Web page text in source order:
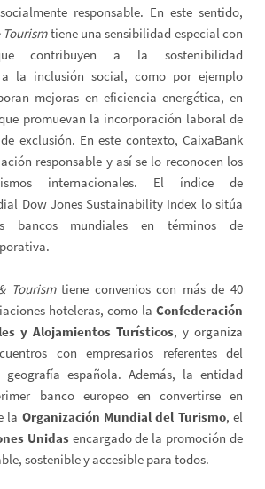
responsable. En este sentido,
tiene una sensibilidad especial con
contribuyen a la sostenibilidad
la inclusión social, como por ejemplo
mejoras en eficiencia energética, en
promuevan la incorporación laboral de
exclusión. En este contexto, CaixaBank
responsable y así se lo reconocen los
internacionales. El índice de
Dow Jones Sustainability Index lo sitúa
bancos mundiales en términos de
Tourismtiene convenios con más de 40
hoteleras, como la Confederación
y Alojamientos Turísticos, y organiza
con empresarios referentes del
española. Además, la entidad
banco europeo en convertirse en
la Organización Mundial del Turismo, el
Unidas encargado de la promoción de
sostenible y accesible para todos.